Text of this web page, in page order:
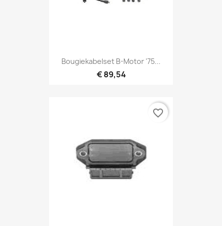
Bougiekabelset B-Motor '75...
€ 89,54
favorite_border